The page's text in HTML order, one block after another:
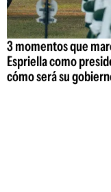
3 momentos que
Espriella como
cómo será su